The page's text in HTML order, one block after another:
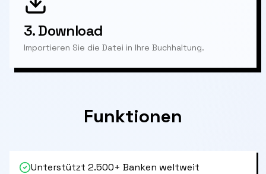
3.Download
Importieren Sie die Datei in Ihre Buchhaltung.
Funktionen
Unterstützt 2.500+ Banken weltweit